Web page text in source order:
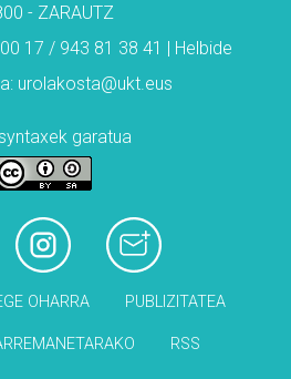
- ZARAUTZ
17 / 943 81 38 41 | Helbide
urolakosta@ukt.eus
garatua
OHARRA PUBLIZITATEA
RSS